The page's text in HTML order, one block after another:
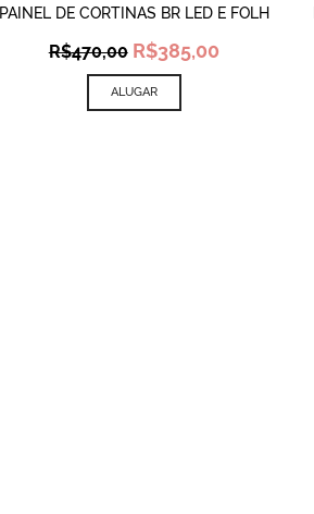
PAINEL DE CORTINAS BR LED E FOLH
R$470,00 Original
price
was:
R$470,00.
R$385,00Current
ALUGAR